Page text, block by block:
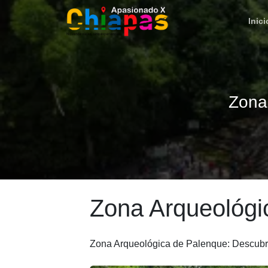
Zona
Zona Arqueológica de Palenque: